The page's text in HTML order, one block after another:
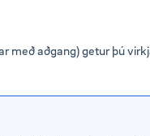
með aðgang) getur þú